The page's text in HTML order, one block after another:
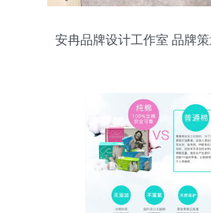
安冉品牌设计工作室 品牌